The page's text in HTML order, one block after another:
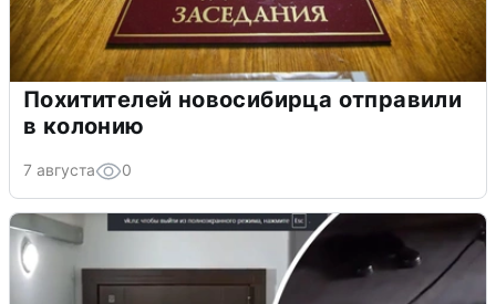
Похитителей новосибирца отправили
в колонию
7 августа 0